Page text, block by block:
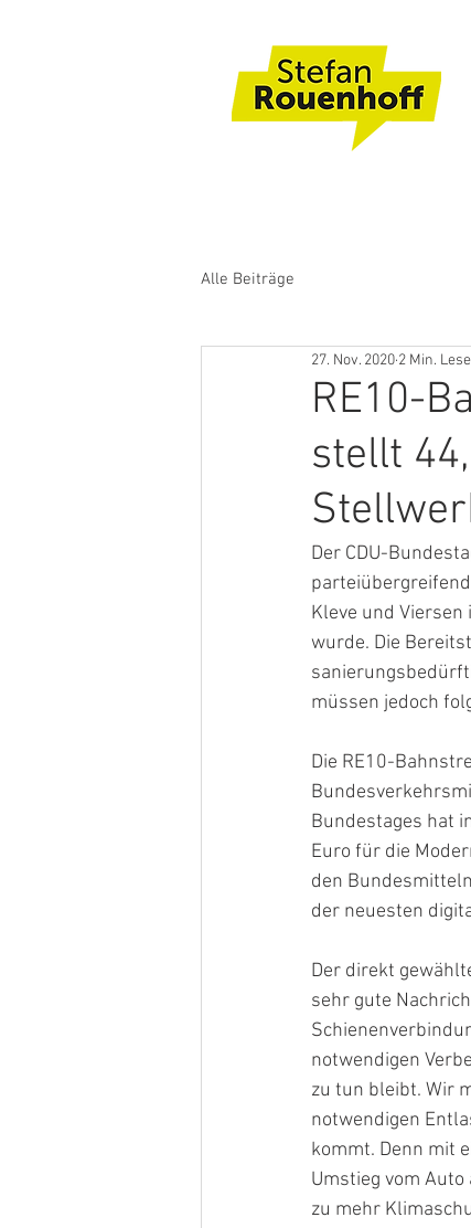
Alle Beiträge
RE10-
stellt
27. Nov. 2020 2 Min.
Der CDU-
Kleve und
wurde. Die
müssen jedoch
Die RE10-
Bundestages hat
Euro für die
den
der neuesten
Der direkt
sehr gute
notwendigen
zu tun bleibt. Wir
notwendigen
kommt. Denn mit
Umstieg vom
zu mehr